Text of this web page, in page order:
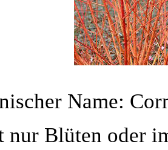
Name:
nur Blüten oder